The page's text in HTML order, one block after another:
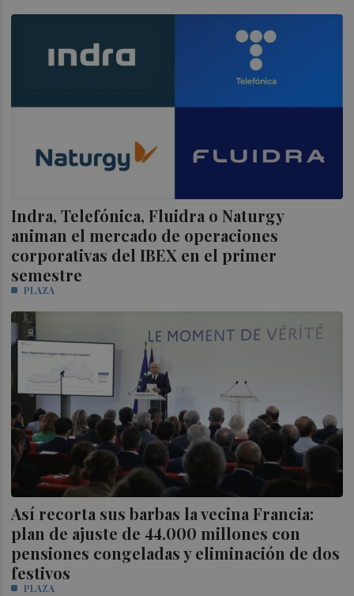
Indra, Telefónica, Fluidra o Naturgy
animan el mercado de operaciones
corporativas del IBEX en el primer
semestre
PLAZA
Así recorta sus barbas la vecina Francia:
plan de ajuste de 44.000 millones con
pensiones congeladas y eliminación de dos
festivos
PLAZA